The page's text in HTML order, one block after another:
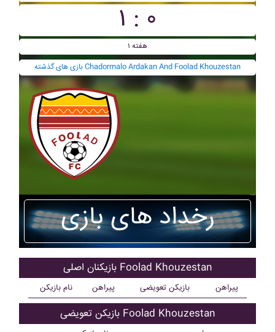
۱ : ۰
هفته ۱
بازی های گذشته Chadormalo Ardakan And Foolad Khouzestan
رخداد های بازی
بازیکنان اصلی Foolad Khouzestan
نام بازیکن پیراهن بازیکن تعویضی پیراهن
بازیکن تعویضی Foolad Khouzestan